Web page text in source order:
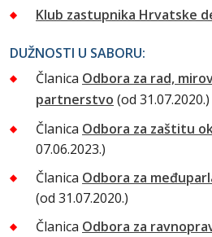
Klub zastupnika Hrvatske
DUŽNOSTI U SABORU:
Članica Odbora za rad,
partnerstvo (od 31.07.2020.)
Članica Odbora za zaštitu
07.06.2023.)
Članica Odbora za
(od 31.07.2020.)
Članica Odbora za